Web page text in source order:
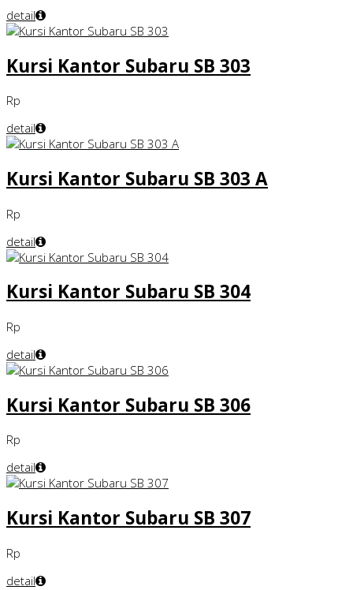
detail
Kursi Kantor Subaru SB 303
Rp
detail
Kursi Kantor Subaru SB 303 A
Rp
detail
Kursi Kantor Subaru SB 304
Rp
detail
Kursi Kantor Subaru SB 306
Rp
detail
Kursi Kantor Subaru SB 307
Rp
detail